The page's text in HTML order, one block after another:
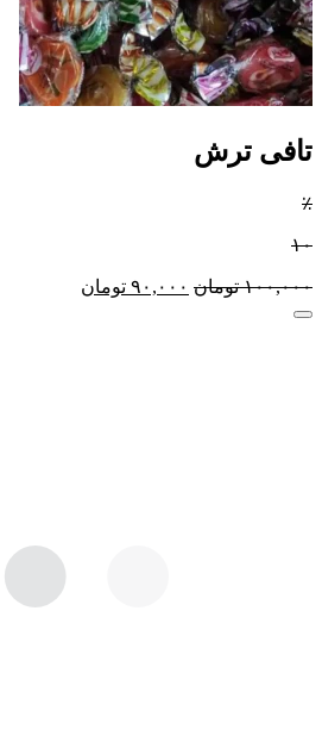
تافی ترش
٪
۱۰
۱۰۰,۰۰۰ تومان ۹۰,۰۰۰ تومان